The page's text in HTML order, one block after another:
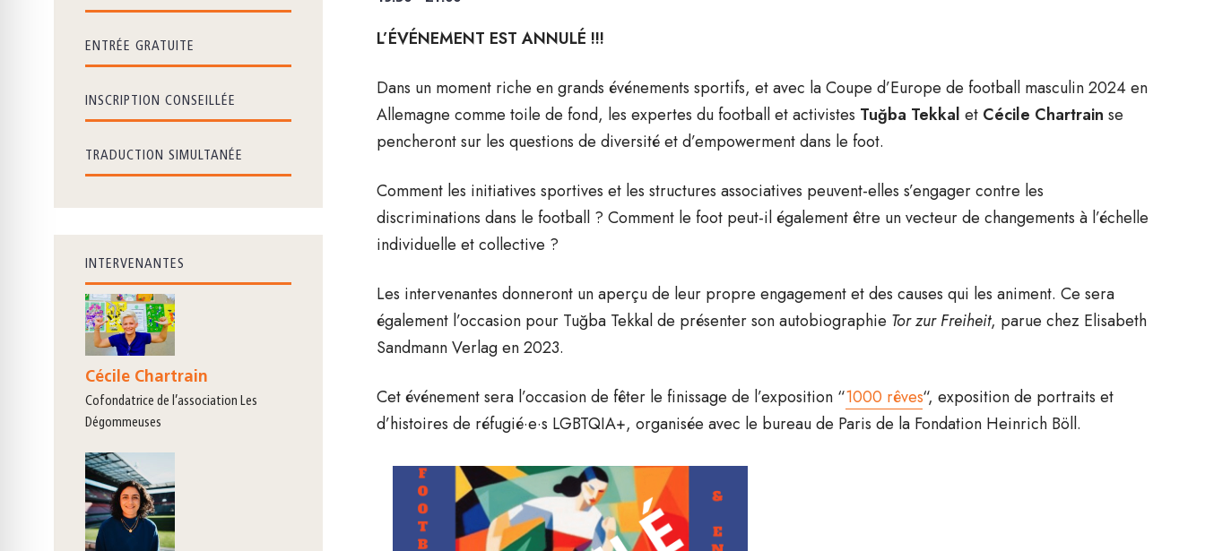
L’ÉVÉNEMENT EST ANNULÉ !!!
Dans un moment riche en grands événements sportifs, et avec la Coupe d’Europe de football masculin 2024 en
Allemagne comme toile de fond, les expertes du football et activistes Tuğba Tekkal et Cécile Chartrain se
pencheront sur les questions de diversité et d’empowerment dans le foot.
Comment les initiatives sportives et les structures associatives peuvent-elles s’engager contre les
discriminations dans le football ? Comment le foot peut-il également être un vecteur de changements à l’échelle
individuelle et collective ?
Les intervenantes donneront un aperçu de leur propre engagement et des causes qui les animent. Ce sera
également l’occasion pour Tuğba Tekkal de présenter son autobiographie Tor zur Freiheit, parue chez Elisabeth
Sandmann Verlag en 2023.
Cet événement sera l’occasion de fêter le finissage de l’exposition “1000 rêves“, exposition de portraits et
d’histoires de réfugié·e·s LGBTQIA+, organisée avec le bureau de Paris de la Fondation Heinrich Böll.
ENTRÉE GRATUITE
INSCRIPTION CONSEILLÉE
TRADUCTION SIMULTANÉE
INTERVENANTES
Cécile Chartrain
cofondatrice de l’association Les
Dégommeuses